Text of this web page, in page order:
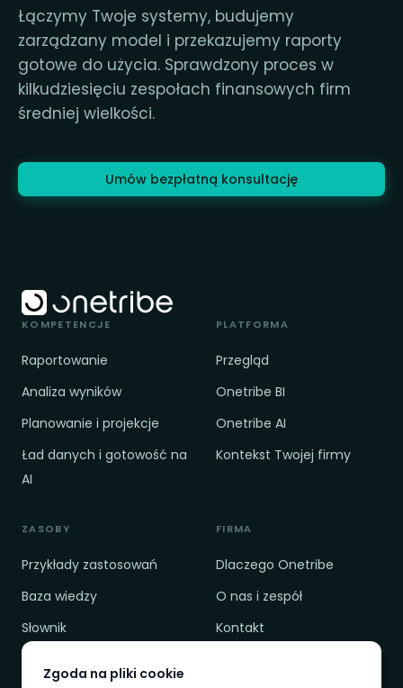
Łączymy Twoje systemy, budujemy
zarządzany model i przekazujemy raporty
gotowe do użycia. Sprawdzony proces w
kilkudziesięciu zespołach finansowych firm
średniej wielkości.
Umów bezpłatną konsultację
KOMPETENCJE
Raportowanie
Analiza wyników
Planowanie i projekcje
Ład danych i gotowość na
AI
PLATFORMA
Przegląd
Onetribe BI
Onetribe AI
Kontekst Twojej firmy
ZASOBY
Przykłady zastosowań
Baza wiedzy
Słownik
FIRMA
Dlaczego Onetribe
O nas i zespół
Kontakt
Zgoda na pliki cookie